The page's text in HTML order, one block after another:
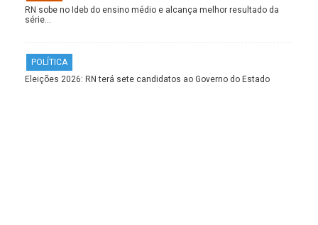
RN sobe no Ideb do ensino médio e alcança melhor resultado da
série…
POLÍTICA
Eleições 2026: RN terá sete candidatos ao Governo do Estado